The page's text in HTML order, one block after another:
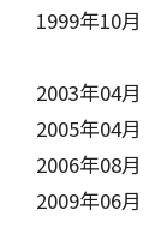
1999年10月
2003年04月
2005年04月
2006年08月
2009年06月